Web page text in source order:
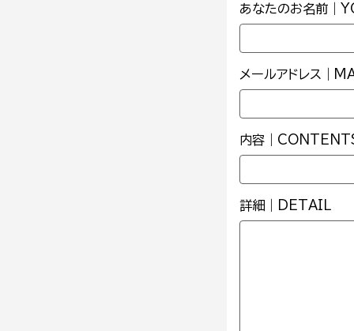
あなたのお名前｜
メールアドレス｜
内容｜
詳細｜DETAIL